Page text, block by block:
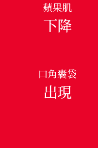
蘋果肌
下降
口角囊袋
出現